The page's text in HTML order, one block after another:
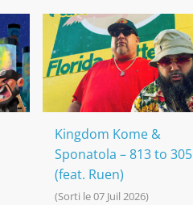
Kingdom Kome &
Sponatola – 813 to 305
(feat. Ruen)
(Sorti le 07 Juil 2026)